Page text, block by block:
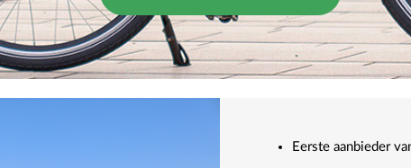
Eerste aanbieder